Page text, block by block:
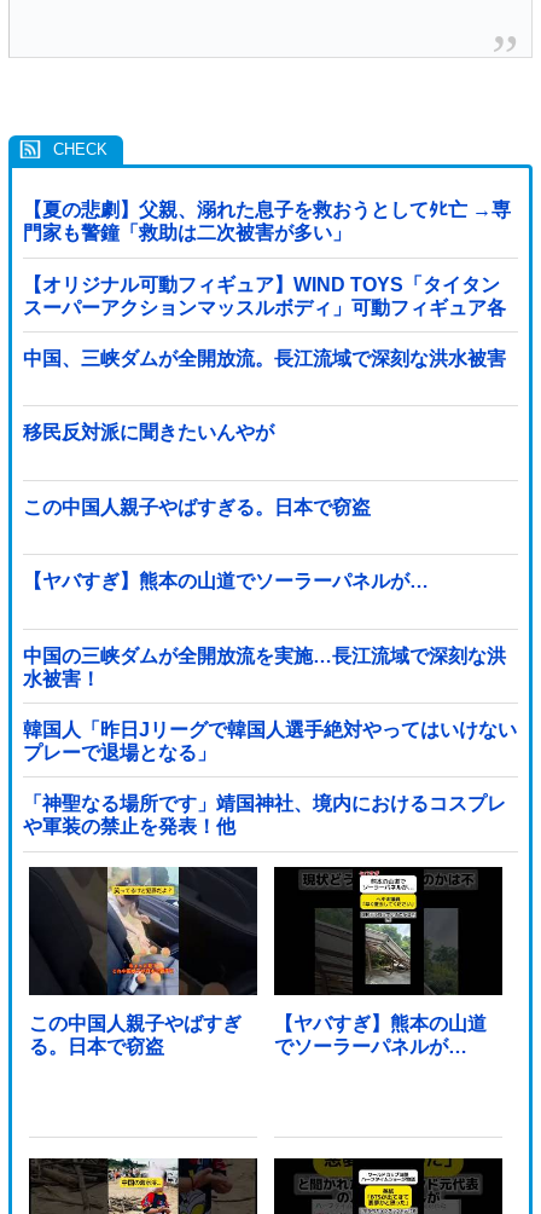
【夏の悲劇】父親、溺れた息子を救おうとしてﾀﾋ亡 →専
門家も警鐘「救助は二次被害が多い」
【オリジナル可動フィギュア】WIND TOYS「タイタン
スーパーアクションマッスルボディ」可動フィギュア各
種【予約開始】
中国、三峡ダムが全開放流。長江流域で深刻な洪水被害
移民反対派に聞きたいんやが
この中国人親子やばすぎる。日本で窃盗
【ヤバすぎ】熊本の山道でソーラーパネルが…
中国の三峡ダムが全開放流を実施…長江流域で深刻な洪
水被害！
韓国人「昨日Jリーグで韓国人選手絶対やってはいけない
プレーで退場となる」
「神聖なる場所です」靖国神社、境内におけるコスプレ
や軍装の禁止を発表！他
この中国人親子やばすぎ
る。日本で窃盗
【ヤバすぎ】熊本の山道
でソーラーパネルが…